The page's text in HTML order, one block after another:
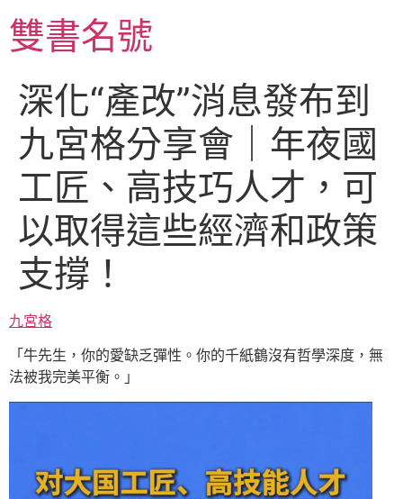
至
主雙書名號
深化“產改”消息發布到
九宮格分享會｜年夜國
工匠、高技巧人才，可
以取得這些經濟和政策
支撐！
九宮格
「牛先生，你的愛缺乏彈性。你的千紙鶴沒有哲學深度，無
法被我完美平衡。」